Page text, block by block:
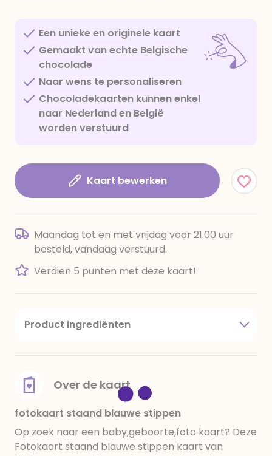
Een unieke en originele kaart
Gemaakt van echte Belgische
chocolade
Naar wens te personaliseren
Chocoladekaarten kunnen enkel
naar Nederland en België
worden verstuurd
Kaart bewerken
Maandag tot en met vrijdag voor 21.00 uur
besteld, vandaag verstuurd.
Verdien 5 punten met deze kaart!
Product ingrediënten
amandelen,cacaomassa, emulgator (sojalecithine),
voedingszuur: citroenzuur E 330, verdikkingsmiddel
E415, water, bevochtigingsmiddel E422, emulgator:
E433, kleurstoffen: E102, E110, E122: kan de activiteit en
concentratie van kinderen negatief beïnvloeden,
E133, E151. Chocolade bevat ten minste 34%
Over de kaart
fotokaart staand blauwe stippen
Op zoek naar een baby,geboorte,foto kaart? Deze
Fotokaart staand blauwe stippen kaart van